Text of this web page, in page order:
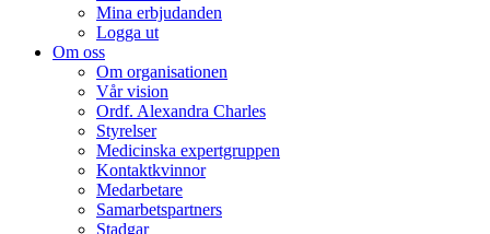
Mina erbjudanden
Logga ut
Om oss
Om organisationen
Vår vision
Ordf. Alexandra Charles
Styrelser
Medicinska expertgruppen
Kontaktkvinnor
Medarbetare
Samarbetspartners
Stadgar